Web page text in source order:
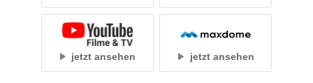
jetzt ansehen jetzt ansehen